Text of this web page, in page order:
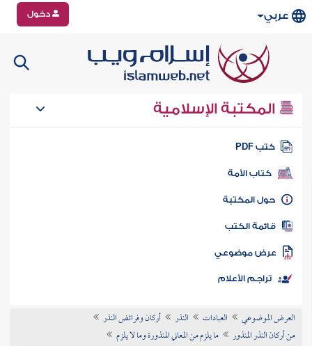
عربي دخول
المكتبة الإسلامية
كتب PDF
كتاب الأمة
المكتبة
الكتب
موضوعي
تراجم الأعلام
العرض الموضوعي العبادات النذر
أركان وفرائض النذر
من أركان النذر المنذور
ما يلزم من المعاني المنذورة وما لا يلزم